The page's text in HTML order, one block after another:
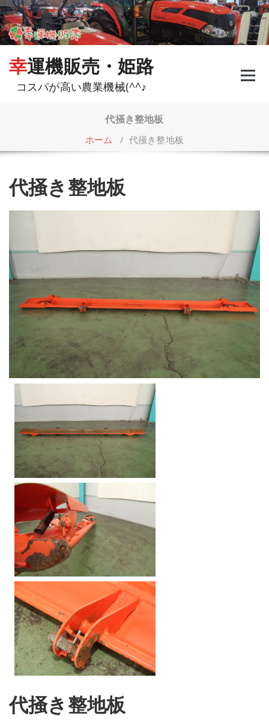
コ
ン
テ
ン
幸運機販売・姫路
コスパが高い農業機械(^^♪
代掻き整地板
ホーム / 代掻き整地板
代掻き整地板
代掻き整地板